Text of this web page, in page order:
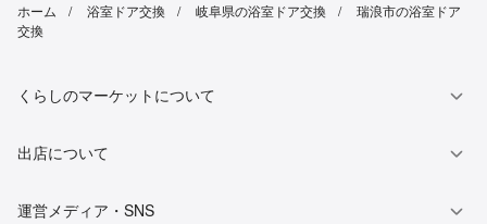
ホーム 浴室ドア交換 岐阜県の浴室ドア交換
瑞浪市の浴室ドア
交換
くらしのマーケットについて
出店について
運営メディア・SNS